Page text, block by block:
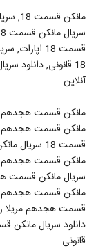
آنلاین
مانکن قسمت هجدهم,
مانکن قسمت هجدهم,
مانکن قسمت هجدهم,
سریال مانکن قسمت
مانکن قسمت هجدهم,
قسمت هجدهم مریلا
دانلود سریال
قانونی